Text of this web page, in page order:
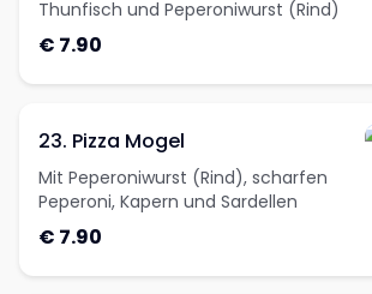
Thunfisch und Peperoniwurst (Rind)
€ 7.90
23. Pizza Mogel
Mit Peperoniwurst (Rind), scharfen
Peperoni, Kapern und Sardellen
€ 7.90